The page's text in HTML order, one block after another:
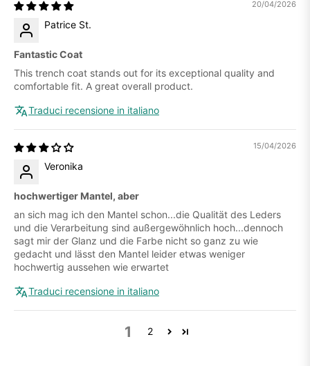
20/04/2026
Patrice St.
Fantastic Coat
This trench coat stands out for its exceptional quality and
comfortable fit. A great overall product.
Traduci recensione in italiano
15/04/2026
Veronika
hochwertiger Mantel, aber
an sich mag ich den Mantel schon...die Qualität des Leders
und die Verarbeitung sind außergewöhnlich hoch...dennoch
sagt mir der Glanz und die Farbe nicht so ganz zu wie
gedacht und lässt den Mantel leider etwas weniger
hochwertig aussehen wie erwartet
Traduci recensione in italiano
1 2